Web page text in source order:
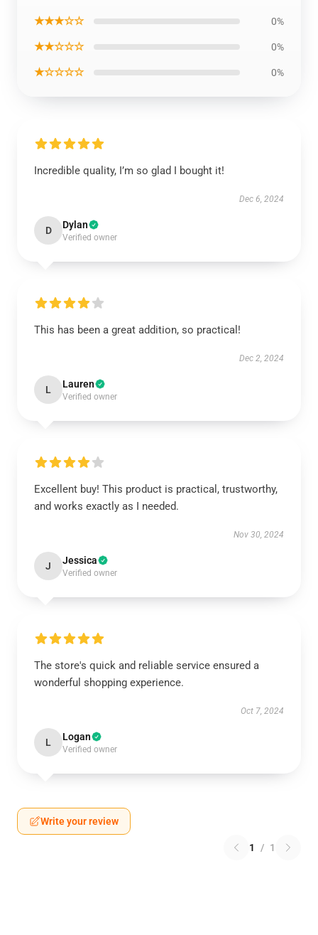
★★★☆☆ 0%
★★☆☆☆ 0%
★☆☆☆☆ 0%
Incredible quality, I’m so glad I bought it!
Dec 6, 2024
D Dylan
Verified owner
This has been a great addition, so practical!
Dec 2, 2024
L Lauren
Verified owner
Excellent buy! This product is practical, trustworthy,
and works exactly as I needed.
Nov 30, 2024
J Jessica
Verified owner
The store's quick and reliable service ensured a
wonderful shopping experience.
Oct 7, 2024
L Logan
Verified owner
Write your review
1 / 1